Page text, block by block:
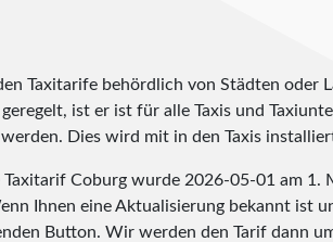
Taxitarife behördlich von Städten
ist er ist für alle Taxis und
Dies wird mit in den Taxis
Taxitarif Coburg wurde 2026-05-01 am 1.
Ihnen eine Aktualisierung bekannt ist
Button. Wir werden den Tarif dann